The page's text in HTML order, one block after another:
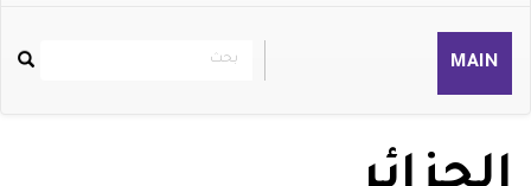
MAIN
Rechercher
بحث